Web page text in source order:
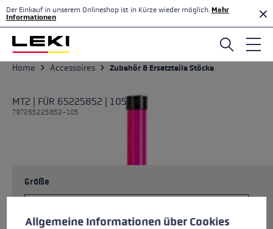
Zum Hauptinhalt springen
Der Einkauf in unserem Onlineshop ist in Kürze wieder möglich. Mehr
Informationen
Home Accessoires Zubehör & Ersatzteile Stöcke
MT2 | FÜR 65225852 | 105CM
797265225852-105
Größe
Cookie-Voreinstellungen
Allgemeine Informationen über Cookies